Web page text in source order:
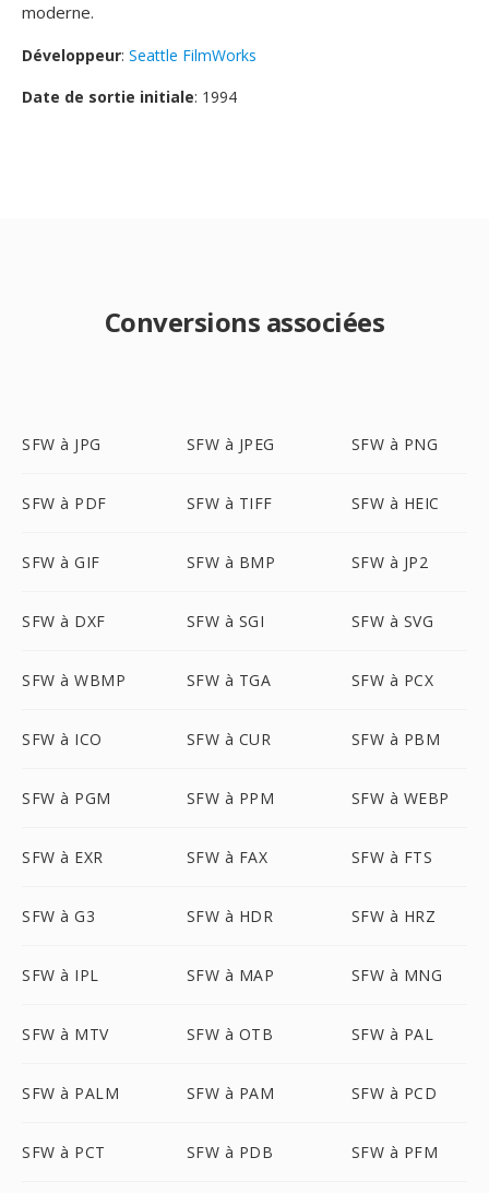
moderne.
Développeur: Seattle FilmWorks
Date de sortie initiale: 1994
Conversions associées
SFW à JPG SFW à JPEG SFW à PNG
SFW à PDF SFW à TIFF SFW à HEIC
SFW à GIF SFW à BMP SFW à JP2
SFW à DXF SFW à SGI SFW à SVG
SFW à WBMP SFW à TGA SFW à PCX
SFW à ICO SFW à CUR SFW à PBM
SFW à PGM SFW à PPM SFW à WEBP
SFW à EXR SFW à FAX SFW à FTS
SFW à G3 SFW à HDR SFW à HRZ
SFW à IPL SFW à MAP SFW à MNG
SFW à MTV SFW à OTB SFW à PAL
SFW à PALM SFW à PAM SFW à PCD
SFW à PCT SFW à PDB SFW à PFM